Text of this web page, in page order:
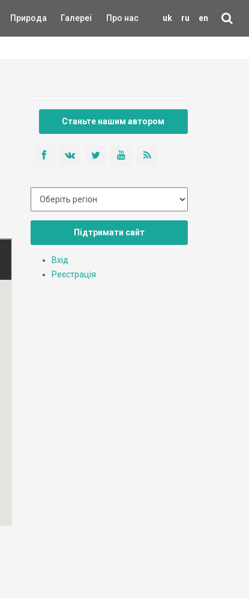
uk ru en
Природа Галереї Про нас
Станьте нашим автором
Підтримати сайт
Вхід
Реєстрація